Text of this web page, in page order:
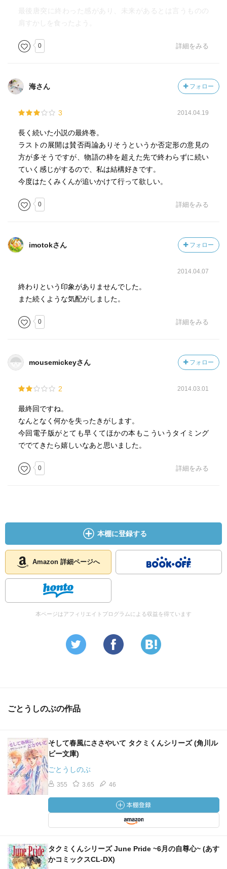
最後唐突に終わった感があり、未来があるとは言うものの
肩すかしを食ったよう。
0 詳細をみる
海さん フォロー
3 2014.04.19
長く続いた小説の最終巻。
ラストの展開は賛否両論ありそうというか否定形の意見の
方が多そうですが、物語の枠を超えた先で終わらずに続い
ていく感じがするので、私は結構好きです。
今度はたくみくんが追いかけて行って欲しい。
0 詳細をみる
imotokさん フォロー
2014.04.07
終わりという印象がありませんでした。
また続くような気配がしました。
0 詳細をみる
mousemickeyさん フォロー
2 2014.03.01
最終回ですね。
なんとなく何かを失ったきがします。
今回電子版がとても早くてほかの本もこういうタイミング
ででてきたら嬉しいなあと思いました。
0 詳細をみる
本棚に登録する
Amazon 詳細ページへ
本ページはアフィリエイトプログラムによる収益を得ています
ごとうしのぶの作品
そして春風にささやいて タクミくんシリーズ (角川ル
ビー文庫)
ごとうしのぶ
355 3.65 46
タクミくんシリーズ June Pride ~6月の自尊心~ (あす
かコミックスCL-DX)